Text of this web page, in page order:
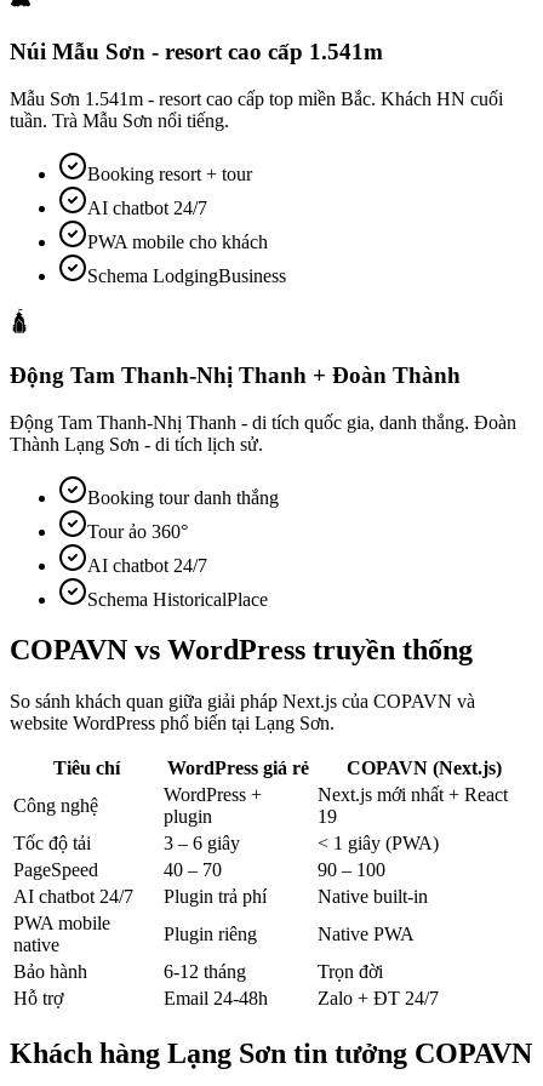
Núi Mẫu Sơn - resort cao cấp 1.541m
Mẫu Sơn 1.541m - resort cao cấp top miền Bắc. Khách HN cuối
tuần. Trà Mẫu Sơn nổi tiếng.
Booking resort + tour
AI chatbot 24/7
PWA mobile cho khách
Schema LodgingBusiness
🛕
Động Tam Thanh-Nhị Thanh + Đoàn Thành
Động Tam Thanh-Nhị Thanh - di tích quốc gia, danh thắng. Đoàn
Thành Lạng Sơn - di tích lịch sử.
Booking tour danh thắng
Tour ảo 360°
AI chatbot 24/7
Schema HistoricalPlace
COPAVN vs WordPress truyền thống
So sánh khách quan giữa giải pháp Next.js của COPAVN và
website WordPress phổ biến tại Lạng Sơn.
Tiêu chí WordPress giá rẻ
COPAVN (Next.js)
Công nghệ
WordPress +
plugin
Next.js mới nhất + React
19
Tốc độ tải
3 – 6 giây
< 1 giây (PWA)
PageSpeed
40 – 70
90 – 100
AI chatbot 24/7
Plugin trả phí
Native built-in
PWA mobile
native
Plugin riêng
Native PWA
Bảo hành
6-12 tháng
Trọn đời
Hỗ trợ
Email 24-48h Zalo + ĐT 24/7
Khách hàng Lạng Sơn tin tưởng COPAVN